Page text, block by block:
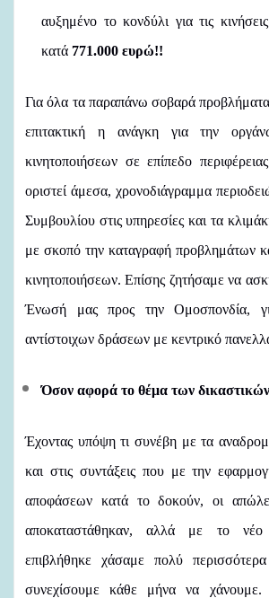
αυξημένο το κονδύλι για τις
κατά 771.000 ευρώ!!
Για όλα τα παραπάνω σοβαρά προβλήματα
επιτακτική η ανάγκη για την
κινητοποιήσεων σε επίπεδο
οριστεί άμεσα, χρονοδιάγραμμα
Συμβουλίου στις υπηρεσίες και τα
με σκοπό την καταγραφή προβλημάτων
κινητοποιήσεων. Επίσης ζητήσαμε να
Ένωσή μας προς την Ομοσπονδία,
αντίστοιχων δράσεων με κεντρικό
Όσον αφορά το θέμα των
Έχοντας υπόψη τι συνέβη με τα
και στις συντάξεις που με την
αποφάσεων κατά το δοκούν, οι
αποκαταστάθηκαν, αλλά με το νέο
επιβλήθηκε χάσαμε πολύ
συνεχίσουμε κάθε μήνα να χάνουμε.